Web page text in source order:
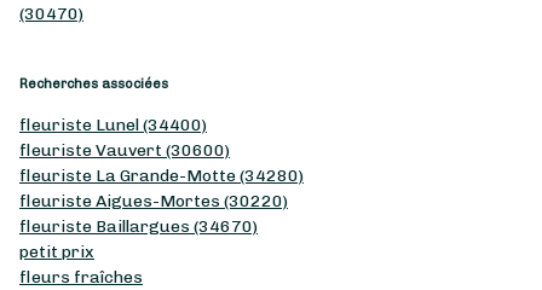
(30470)
Recherches associées
fleuriste Lunel (34400)
fleuriste Vauvert (30600)
fleuriste La Grande-Motte (34280)
fleuriste Aigues-Mortes (30220)
fleuriste Baillargues (34670)
petit prix
fleurs fraîches